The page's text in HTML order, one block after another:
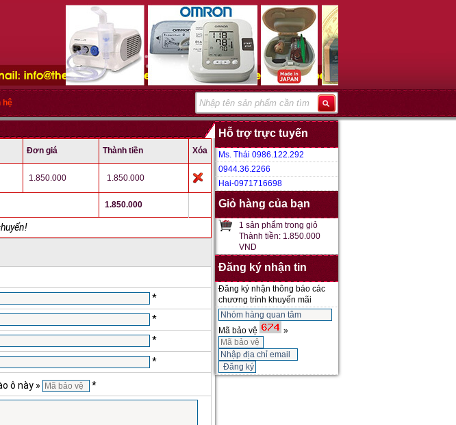
hệ
Đơn giá Thành tiền Xóa
1.850.000 1.850.000
1.850.000
*
*
*
*
ô này » *
Hỗ trợ trực tuyến
Ms. Thái 0986.122.292
0944.36.2266
Hai-0971716698
Giỏ hàng của bạn
1 sản phẩm trong giỏ
Thành tiền: 1.850.000
VND
Đăng ký nhận tin
Đăng ký nhận thông báo các
chương trình khuyến mãi
Mã bảo vệ »